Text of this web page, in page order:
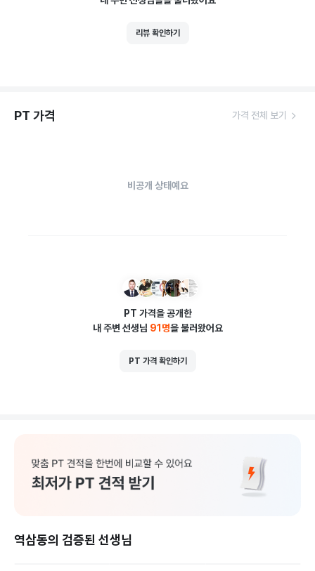
리뷰 확인하기
PT 가격 가격 전체 보기
비공개 상태예요
PT 가격을 공개한
내 주변 선생님 91 명을 불러왔어요
PT 가격 확인하기
역삼동의 검증된 선생님